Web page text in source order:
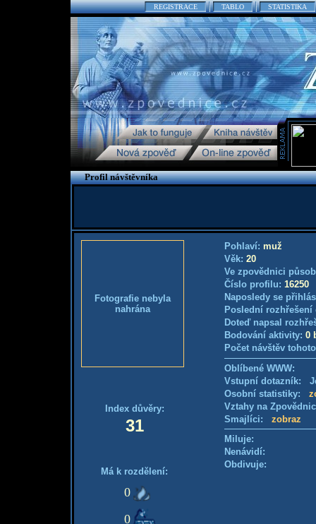
REGISTRACE TABLO STATISTIKA
Profil návštěvníka
Fotografie nebyla
nahrána
Index důvěry:
31
Má k rozdělení:
0
0
Pohlaví: muž
Věk: 20
Ve zpovědnici
Číslo profilu: 16250
Naposledy se
Poslední
Doteď napsal
Bodování aktivity: 0
Počet návštěv
Oblíbené WWW:
Vstupní dotazník:
Osobní statistiky:
Vztahy na
Smajlíci: zobraz
Miluje:
Nenávidí:
Obdivuje: